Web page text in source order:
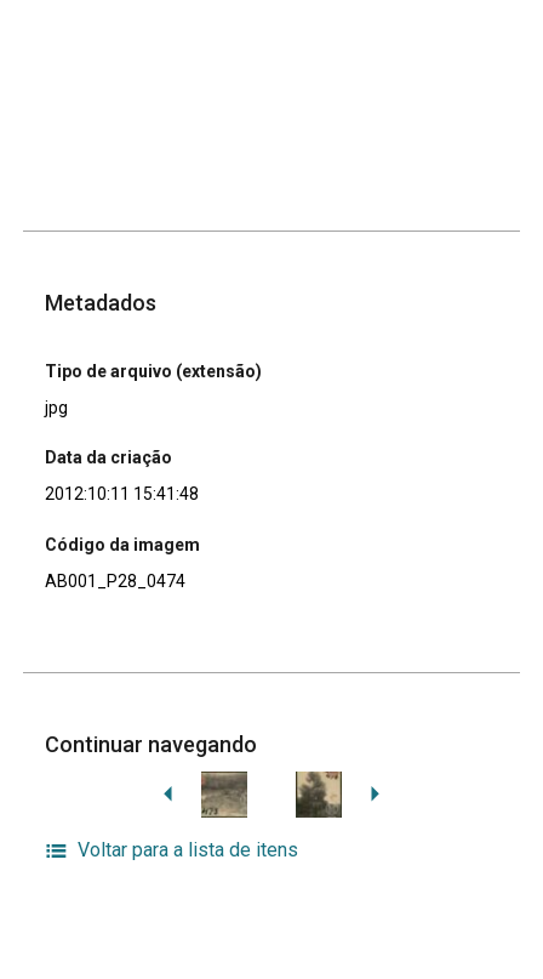
Metadados
Tipo de arquivo (extensão)
jpg
Data da criação
2012:10:11 15:41:48
Código da imagem
AB001_P28_0474
Continuar navegando
Voltar para a lista de itens